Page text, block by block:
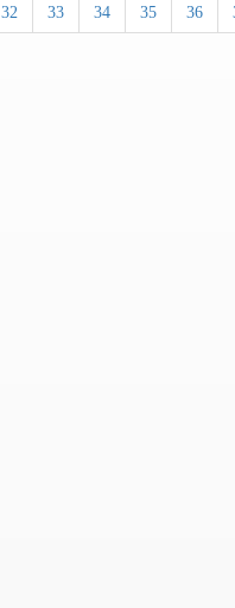
32 33 34 35 36